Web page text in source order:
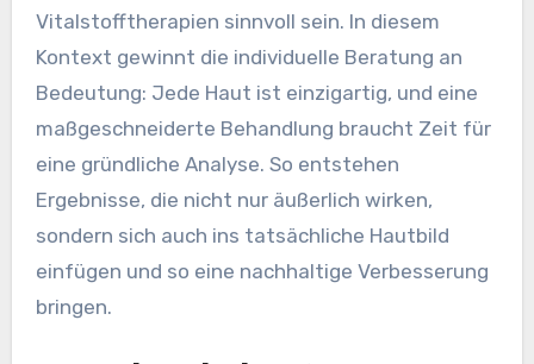
Vitalstofftherapien sinnvoll sein. In diesem
Kontext gewinnt die individuelle Beratung an
Bedeutung: Jede Haut ist einzigartig, und eine
maßgeschneiderte Behandlung braucht Zeit für
eine gründliche Analyse. So entstehen
Ergebnisse, die nicht nur äußerlich wirken,
sondern sich auch ins tatsächliche Hautbild
einfügen und so eine nachhaltige Verbesserung
bringen.